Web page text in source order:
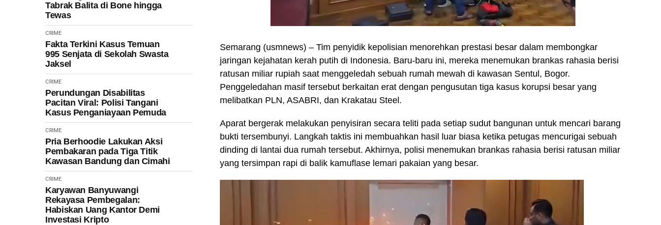
Tabrak Balita di Bone hingga
Tewas
CRIME
Fakta Terkini Kasus Temuan
995 Senjata di Sekolah Swasta
Jaksel
CRIME
Perundungan Disabilitas
Pacitan Viral: Polisi Tangani
Kasus Penganiayaan Pemuda
CRIME
Pria Berhoodie Lakukan Aksi
Pembakaran pada Tiga Titik
Kawasan Bandung dan Cimahi
CRIME
Karyawan Banyuwangi
Rekayasa Pembegalan:
Habiskan Uang Kantor Demi
Investasi Kripto
Semarang (usmnews) – Tim penyidik kepolisian menorehkan prestasi besar dalam membongkar
jaringan kejahatan kerah putih di Indonesia. Baru-baru ini, mereka menemukan brankas rahasia berisi
ratusan miliar rupiah saat menggeledah sebuah rumah mewah di kawasan Sentul, Bogor.
Penggeledahan masif tersebut berkaitan erat dengan pengusutan tiga kasus korupsi besar yang
melibatkan PLN, ASABRI, dan Krakatau Steel.
Aparat bergerak melakukan penyisiran secara teliti pada setiap sudut bangunan untuk mencari barang
bukti tersembunyi. Langkah taktis ini membuahkan hasil luar biasa ketika petugas mencurigai sebuah
dinding di lantai dua rumah tersebut. Akhirnya, polisi menemukan brankas rahasia berisi ratusan miliar
yang tersimpan rapi di balik kamuflase lemari pakaian yang besar.